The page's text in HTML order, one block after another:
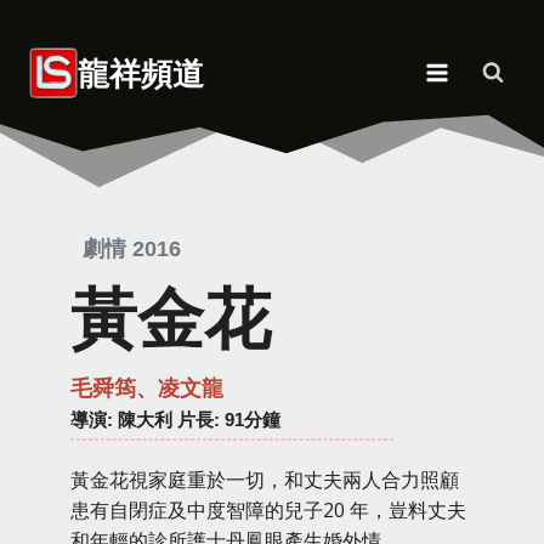
content 龍祥頻道
劇情 2016
黃金花
毛舜筠、凌文龍
導演: 陳大利 片長: 91分鐘
黃金花視家庭重於一切，和丈夫兩人合力照顧
患有自閉症及中度智障的兒子20 年，豈料丈夫